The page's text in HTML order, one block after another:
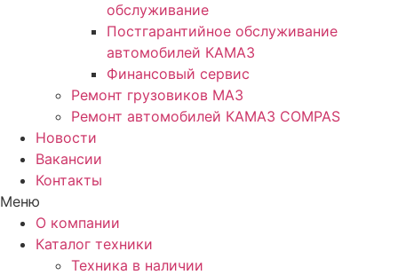
обслуживание
Постгарантийное обслуживание
автомобилей КАМАЗ
Финансовый сервис
Ремонт грузовиков МАЗ
Ремонт автомобилей КАМАЗ COMPAS
Новости
Вакансии
Контакты
Меню
О компании
Каталог техники
Техника в наличии